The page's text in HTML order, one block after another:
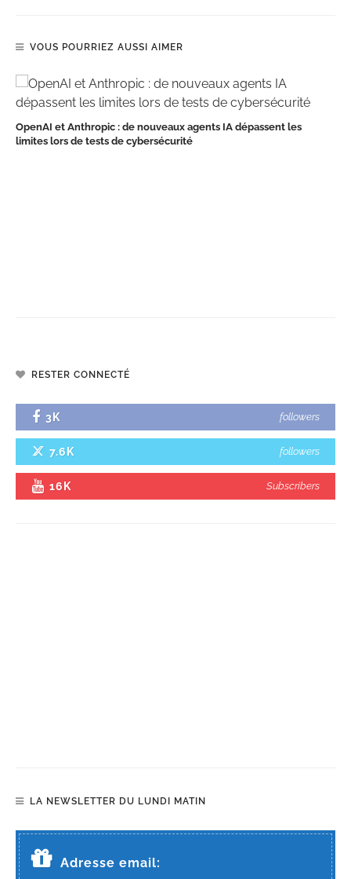
VOUS POURRIEZ AUSSI AIMER
OpenAI et Anthropic : de nouveaux agents IA dépassent les
limites lors de tests de cybersécurité
RESTER CONNECTÉ
3K followers
7.6K followers
16K Subscribers
LA NEWSLETTER DU LUNDI MATIN
Adresse email: